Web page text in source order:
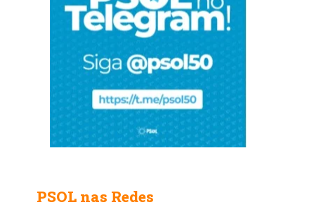
PSOL nas Redes